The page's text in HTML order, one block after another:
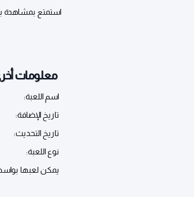
استمتع بمشاهدة
معلومات
اسم اللعبة:
تاريخ الإضافة:
تاريخ التحديث:
نوع اللعبة:
يمكن لعبها